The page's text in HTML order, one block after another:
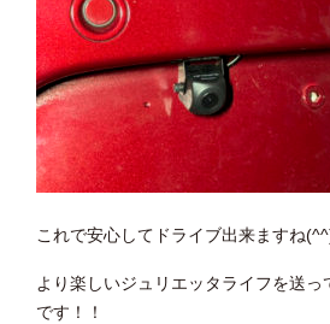
これで安心してドライブ出来ますね
より楽しいジュリエッタライフを送
です！！